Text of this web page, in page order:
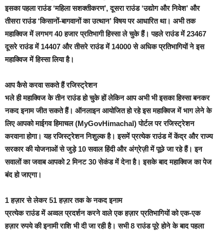
इसका पहला राउंड ‘महिला सशक्तीकरण’, दूसरा राउंड ‘उद्योग और निवेश’ और
तीसरा राउंड ‘किसानों-बागवानों का उत्थान’ विषय पर आधारित था। अभी तक
महाक्विज में लगभग 40 हजार प्रतिभागी हिस्सा ले चुके हैं। पहले राउंड में 23467
दूसरे राउंड में 14407 और तीसरे राउंड में 14000 से अधिक प्रतिभागियों ने इस
महाक्विज में हिस्सा लिया है।
आप कैसे करवा सकते हैं रजिस्ट्रेशन
भले ही महाक्विज के तीन राउंड हो चुके हों लेकिन आप अभी भी इसका हिस्सा बनकर
नकद इनाम जीत सकते हैं। ऑनलाइन आयोजित हो रहे इस महाक्विज में भाग लेने के
लिए आपको माईगव हिमाचल (MyGovHimachal) पोर्टल पर रजिस्ट्रेशन
करवाना होगा। यह रजिस्ट्रेशन निशुल्क है। इसमें प्रत्येक राउंड में केंद्र और राज्य
सरकार की योजनाओं से जुड़े 10 सवाल हिंदी और अंग्रेज़ी में पूछे जा रहे हैं। इन
सवालों का जवाब आपको 2 मिनट 30 सेकंड में देना है। इसके बाद महाक्विज का पेज
बंद हो जाएगा।
1 हज़ार से लेकर 51 हज़ार तक के नकद इनाम
प्रत्येक राउंड में अव्वल प्रदर्शन करने वाले एक हज़ार प्रतिभागियों को एक-एक
हज़ार रुपये की इनामी राशि भी दी जा रही है। सभी 8 राउंड पूरे होने के बाद पहला